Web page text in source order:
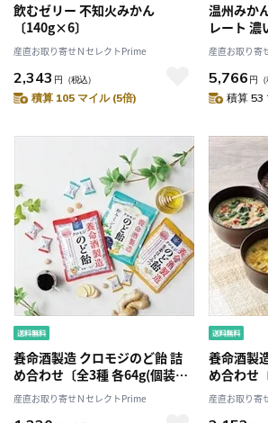
飲むゼリー 不知火みかん
〔140g×6〕
産直お取り寄せＮセレクトPrime
2,343 円 （税込）
積算 105 マイル (5倍)
温州みか
レート 濃
〔
配送不可］
産直お取り寄
5,766 円
積算 53
養命酒製造 クロモジのど飴 詰
め合わせ〔全3種 各64g(個装紙
込み)〕
産直お取り寄せＮセレクトPrime
養命酒製
め合わせ
緑〕
産直お取り寄